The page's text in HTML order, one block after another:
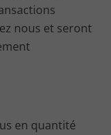
nous et seront
en quantité